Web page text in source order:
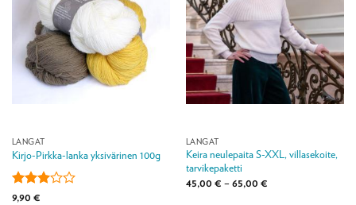
LANGAT
Kirjo-Pirkka-lanka yksivärinen 100g
Arvostelu
9,90 €
LANGAT
Keira neulepaita S-XXL, villasekoite,
tarvikepaketti
45,00 € – 65,00 €Hintaluokka: